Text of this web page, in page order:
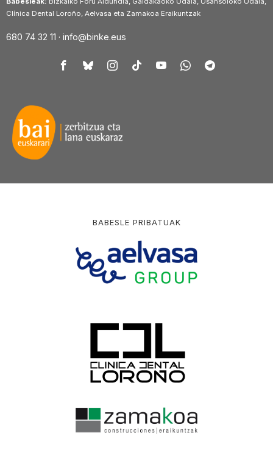
Clínica Dental Loroño, Aelvasa eta Zamakoa Eraikuntzak
680 74 32 11 · info@binke.eus
BABESLE PRIBATUAK